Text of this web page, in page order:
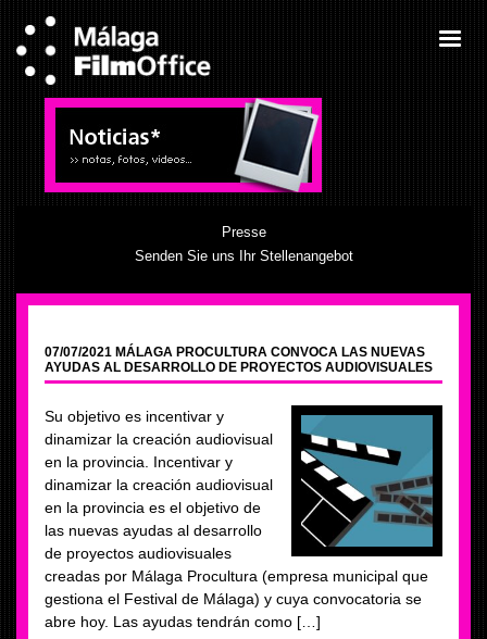
Presse
Senden Sie uns Ihr Stellenangebot
07/07/2021 MÁLAGA PROCULTURA CONVOCA LAS NUEVAS
AYUDAS AL DESARROLLO DE PROYECTOS AUDIOVISUALES
Su objetivo es incentivar y
dinamizar la creación audiovisual
en la provincia. Incentivar y
dinamizar la creación audiovisual
en la provincia es el objetivo de
las nuevas ayudas al desarrollo
de proyectos audiovisuales
creadas por Málaga Procultura (empresa municipal que
gestiona el Festival de Málaga) y cuya convocatoria se
abre hoy. Las ayudas tendrán como […]